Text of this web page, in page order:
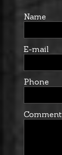
Name
E-mail
Phone
Comment